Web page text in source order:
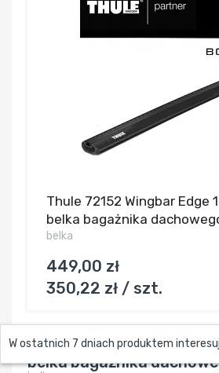
Thule 72152 Wingbar Edge
belka bagażnika
belka
449,00 zł
350,22 zł / szt.
Thule 72152 Wingbar
belka bagażnika
W ostatnich 7 dniach produktem